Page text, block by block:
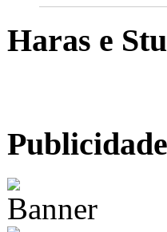
Haras e
Publicidade